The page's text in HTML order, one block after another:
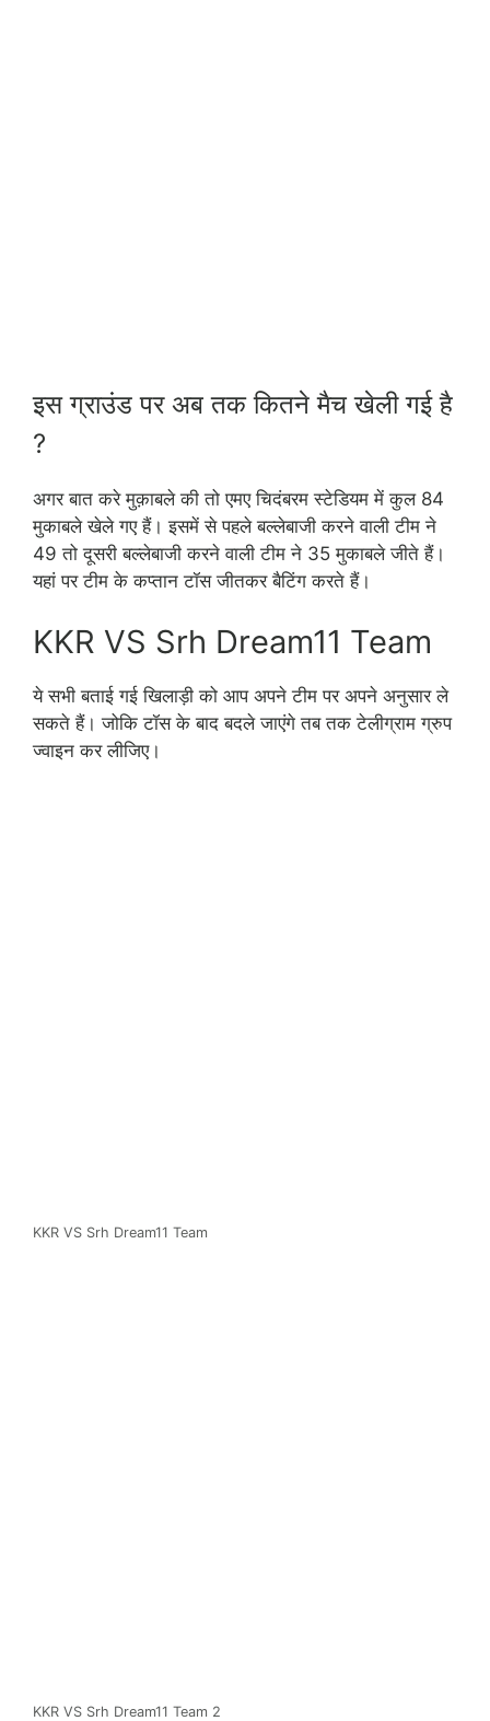
इस ग्राउंड पर अब तक कितने मैच खेली गई है
?
अगर बात करे मुक़ाबले की तो एमए चिदंबरम स्टेडियम में कुल 84
मुकाबले खेले गए हैं। इसमें से पहले बल्लेबाजी करने वाली टीम ने
49 तो दूसरी बल्लेबाजी करने वाली टीम ने 35 मुकाबले जीते हैं।
यहां पर टीम के कप्तान टॉस जीतकर बैटिंग करते हैं।
KKR VS Srh Dream11 Team
ये सभी बताई गई खिलाड़ी को आप अपने टीम पर अपने अनुसार ले
सकते हैं। जोकि टॉस के बाद बदले जाएंगे तब तक टेलीग्राम ग्रुप
ज्वाइन कर लीजिए।
KKR VS Srh Dream11 Team
KKR VS Srh Dream11 Team 2